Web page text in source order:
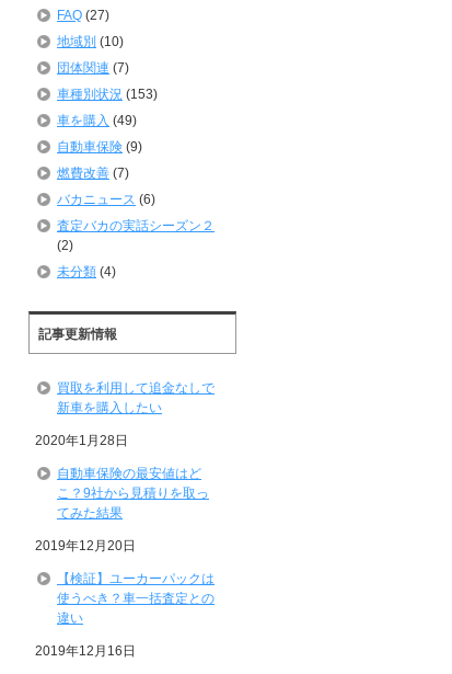
FAQ (27)
地域別 (10)
団体関連 (7)
車種別状況 (153)
車を購入 (49)
自動車保険 (9)
燃費改善 (7)
バカニュース (6)
査定バカの実話シーズン２
(2)
未分類 (4)
記事更新情報
買取を利用して追金なしで
新車を購入したい
2020年1月28日
自動車保険の最安値はど
こ？9社から見積りを取っ
てみた結果
2019年12月20日
【検証】ユーカーパックは
使うべき？車一括査定との
違い
2019年12月16日